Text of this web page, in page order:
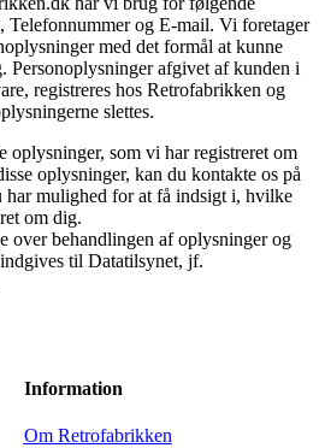
Telefonnummer og E-mail. Vi foretager
med det formål at kunne
Personoplysninger afgivet af kunden i
registreres hos Retrofabrikken og
slettes.
oplysninger, som vi har registreret om
oplysninger, kan du kontakte os på
mulighed for at få indsigt i, hvilke
om dig.
over behandlingen af oplysninger og
til Datatilsynet, jf.
Information
Om Retrofabrikken